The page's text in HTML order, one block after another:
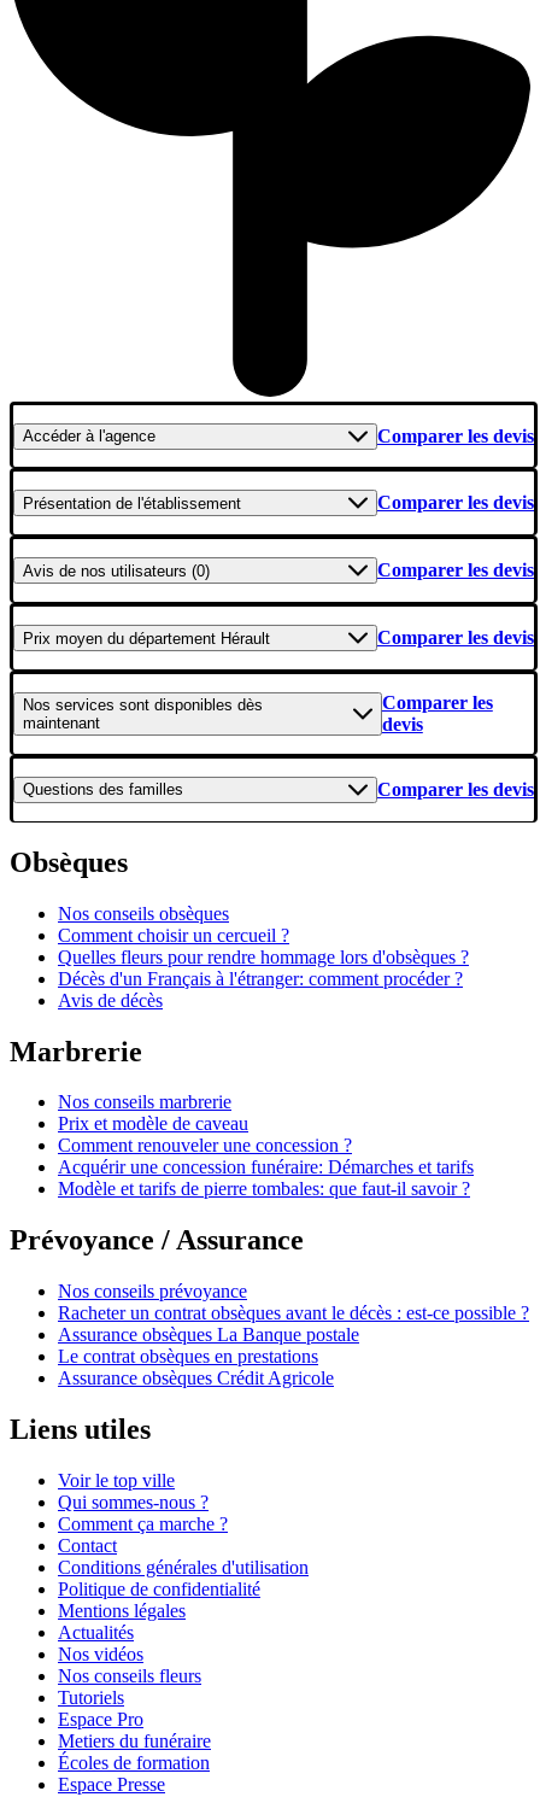
Accéderà l'agence Comparer les devis
Présentation de l'établissement Comparer les devis
Avis de nos utilisateurs (0) Comparer les devis
Prix moyen du département Hérault Comparer les devis
Nos services sont disponibles dès
maintenant
Comparer les
devis
Questions des familles Comparer les devis
Obsèques
Nos conseils obsèques
Comment choisir un cercueil ?
Quelles fleurs pour rendre hommage lors d'obsèques ?
Décès d'un Français à l'étranger: comment procéder ?
Avis de décès
Marbrerie
Nos conseils marbrerie
Prix et modèle de caveau
Comment renouveler une concession ?
Acquérir une concession funéraire: Démarches et tarifs
Modèle et tarifs de pierre tombales: que faut-il savoir ?
Prévoyance / Assurance
Nos conseils prévoyance
Racheter un contrat obsèques avant le décès : est-ce possible ?
Assurance obsèques La Banque postale
Le contrat obsèques en prestations
Assurance obsèques Crédit Agricole
Liens utiles
Voir le top ville
Qui sommes-nous ?
Comment ça marche ?
Contact
Conditions générales d'utilisation
Politique de confidentialité
Mentions légales
Actualités
Nos vidéos
Nos conseils fleurs
Tutoriels
Espace Pro
Metiers du funéraire
Écoles de formation
Espace Presse